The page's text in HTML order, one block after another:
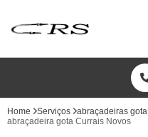
Home Serviços abraçadeiras gota
abraçadeira gota Currais Novos